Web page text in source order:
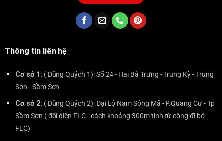
Thông tin liên hệ
Cơ sở 1: ( Dũng Quých 1): Số 24 - Hai Bà Trưng - Trung Kỳ - Trung
Sơn - Sầm Sơn
Cơ sở 2: ( Dũng Quých 2): Đại Lộ Nam Sông Mã - P.Quang Cư - Tp
Sầm Sơn ( đối diện FLC - cách khoảng 300m tính từ công đi bộ
FLC)